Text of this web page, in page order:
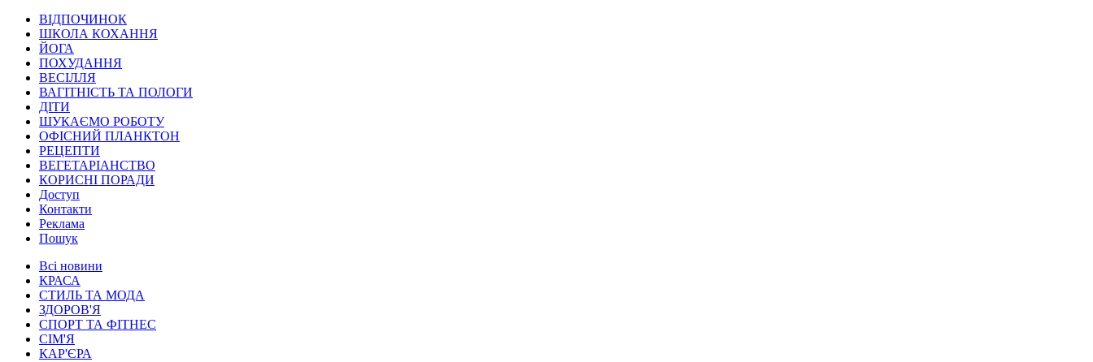
ВІДПОЧИНОК
ШКОЛА КОХАННЯ
ЙОГА
ПОХУДАННЯ
ВЕСІЛЛЯ
ВАГІТНІСТЬ ТА ПОЛОГИ
ДІТИ
ШУКАЄМО РОБОТУ
ОФІСНИЙ ПЛАНКТОН
РЕЦЕПТИ
ВЕГЕТАРІАНСТВО
КОРИСНІ ПОРАДИ
Доступ
Контакти
Реклама
Пошук
Всі новини
КРАСА
СТИЛЬ ТА МОДА
ЗДОРОВ'Я
СПОРТ ТА ФІТНЕС
СІМ'Я
КАР'ЄРА